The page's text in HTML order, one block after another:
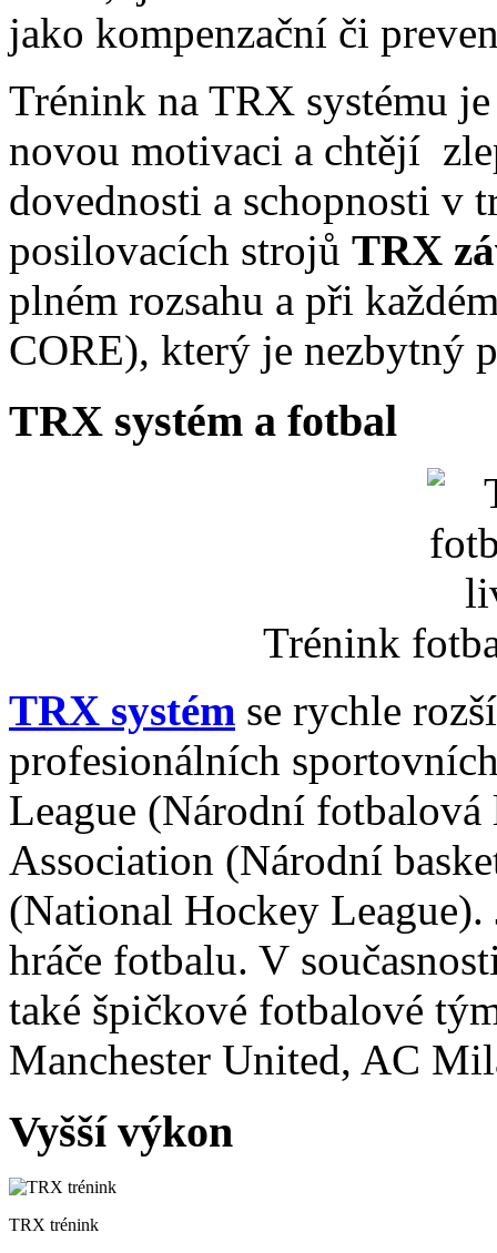
jako kompenzační či
Trénink na TRX systému
novou motivaci a chtějí
dovednosti a schopnosti v
posilovacích strojů TRX
plném rozsahu a při
CORE), který je nezbytný
TRX systém a fotbal
Trénink
TRX systém se rychle
profesionálních
League (Národní
Association (Národní
(National Hockey
hráče fotbalu. V
také špičkové fotbalové
Manchester United, AC
Vyšší výkon
TRX trénink